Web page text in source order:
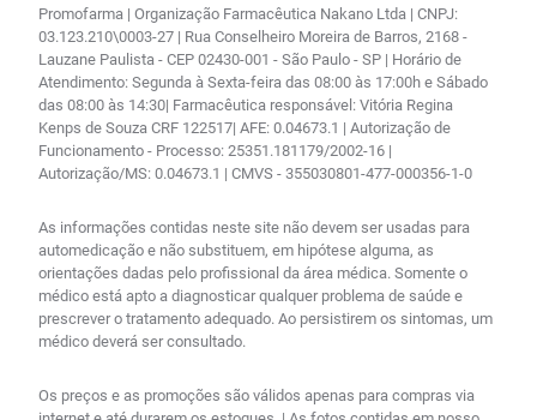
Promofarma | Organização Farmacêutica Nakano Ltda | CNPJ:
03.123.210\0003-27 | Rua Conselheiro Moreira de Barros, 2168 -
Lauzane Paulista - CEP 02430-001 - São Paulo - SP | Horário de
Atendimento: Segunda à Sexta-feira das 08:00 às 17:00h e Sábado
das 08:00 às 14:30| Farmacêutica responsável: Vitória Regina
Kenps de Souza CRF 122517| AFE: 0.04673.1 | Autorização de
Funcionamento - Processo: 25351.181179/2002-16 |
Autorização/MS: 0.04673.1 | CMVS - 355030801-477-000356-1-0
As informações contidas neste site não devem ser usadas para
automedicação e não substituem, em hipótese alguma, as
orientações dadas pelo profissional da área médica. Somente o
médico está apto a diagnosticar qualquer problema de saúde e
prescrever o tratamento adequado. Ao persistirem os sintomas, um
médico deverá ser consultado.
Os preços e as promoções são válidos apenas para compras via